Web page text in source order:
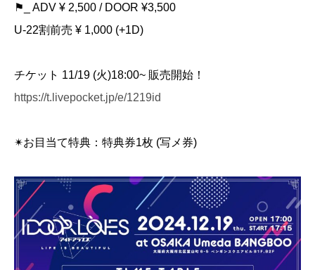
⚑_ ADV ¥ 2,500 / DOOR ¥3,500
U-22割前売 ¥ 1,000 (+1D)
チケット 11/19 (火)18:00~ 販売開始！
https://t.livepocket.jp/e/1219id
✴︎お目当て特典：特典券1枚 (写メ券)